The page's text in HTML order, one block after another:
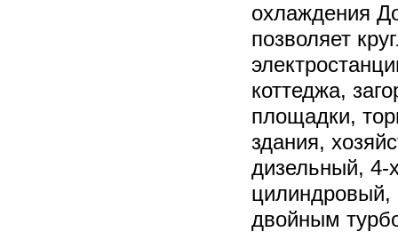
охлаждения
позволяет
коттеджа,
площадки,
здания,
дизельный, 4-
цилиндровый,
двойным